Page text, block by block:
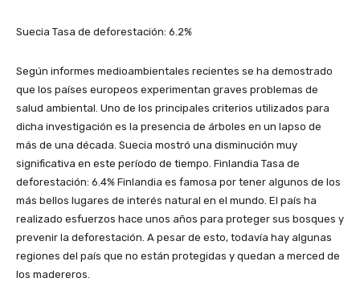
Suecia Tasa de deforestación: 6.2%
Según informes medioambientales recientes se ha demostrado
que los países europeos experimentan graves problemas de
salud ambiental. Uno de los principales criterios utilizados para
dicha investigación es la presencia de árboles en un lapso de
más de una década. Suecia mostró una disminución muy
significativa en este período de tiempo. Finlandia Tasa de
deforestación: 6.4% Finlandia es famosa por tener algunos de los
más bellos lugares de interés natural en el mundo. El país ha
realizado esfuerzos hace unos años para proteger sus bosques y
prevenir la deforestación. A pesar de esto, todavía hay algunas
regiones del país que no están protegidas y quedan a merced de
los madereros.